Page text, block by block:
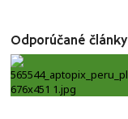
Odporúčané články